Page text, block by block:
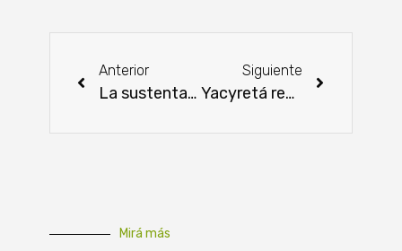
Anterior
La sustentabilidad productiva es posible gracias a la biotecnología
Siguiente
Yacyretá registró gran concurrencia de turistas en Semana Santa
Mirá más